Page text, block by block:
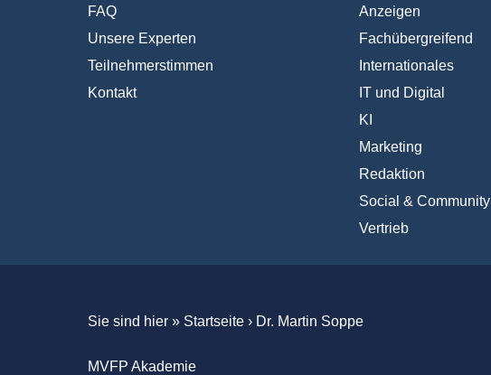
FAQ
Unsere Experten
Teilnehmerstimmen
Kontakt
Anzeigen
Fachübergreifend
Internationales
IT und Digital
KI
Marketing
Redaktion
Social & Community
Vertrieb
Sie sind hier » Startseite › Dr. Martin Soppe
MVFP Akademie